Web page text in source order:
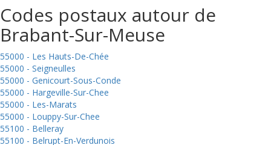
Codes postaux autour de
Brabant-Sur-Meuse
55000 - Les Hauts-De-Chée
55000 - Seigneulles
55000 - Genicourt-Sous-Conde
55000 - Hargeville-Sur-Chee
55000 - Les-Marats
55000 - Louppy-Sur-Chee
55100 - Belleray
55100 - Belrupt-En-Verdunois